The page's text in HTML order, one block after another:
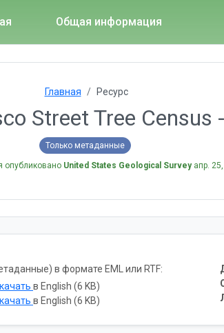
Общая информация
Главная Ресурс
Street Tree Census
Только метаданные
опубликовано United States Geological Survey апр.
в формате EML или RTF:
в English (6 KB)
в English (6 KB)